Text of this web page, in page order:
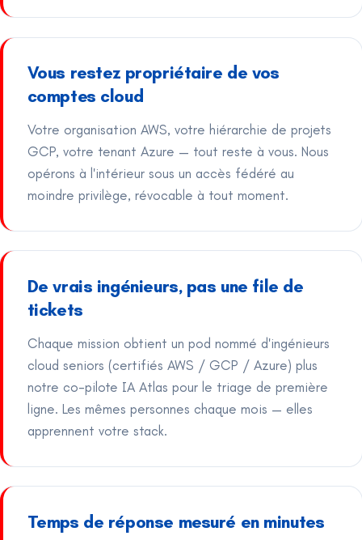
Vous restez propriétaire de vos
comptes cloud
Votre organisation AWS, votre hiérarchie de projets
GCP, votre tenant Azure — tout reste à vous. Nous
opérons à l'intérieur sous un accès fédéré au
moindre privilège, révocable à tout moment.
De vrais ingénieurs, pas une file de
tickets
Chaque mission obtient un pod nommé d'ingénieurs
cloud seniors (certifiés AWS / GCP / Azure) plus
notre co-pilote IA Atlas pour le triage de première
ligne. Les mêmes personnes chaque mois — elles
apprennent votre stack.
Temps de réponse mesuré en minutes